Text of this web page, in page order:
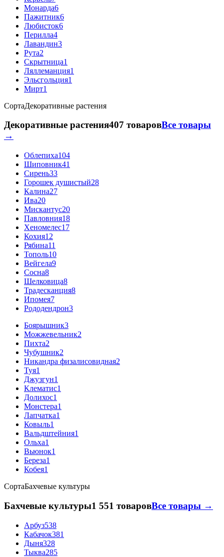
Монарда6
Пажитник6
Любисток6
Перилла4
Лавандин3
Рута2
Скрытница1
Ляллеманция1
Эльсгольция1
Мирт1
СортаДекоративные растения
Декоративные растения407 товаровВсе товары
→
Облепиха104
Шиповник41
Сирень33
Горошек душистый28
Калина27
Ива20
Мискантус20
Павловния18
Хеномелес17
Кохия12
Рябина11
Тополь10
Вейгела9
Сосна8
Шелковица8
Традесканция8
Ипомея7
Рододендрон3
Боярышник3
Можжевельник2
Пихта2
Чубушник2
Никандра физалисовидная2
Туя1
Джузгун1
Клематис1
Долихос1
Монстера1
Лапчатка1
Ковыль1
Вальдштейния1
Ольха1
Вьюнок1
Береза1
Кобея1
СортаБахчевые культуры
Бахчевые культуры1 551 товаровВсе товары →
Арбуз538
Кабачок381
Дыня328
Тыква285